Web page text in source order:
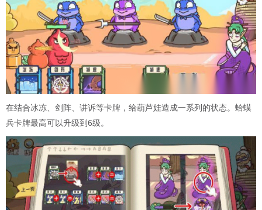
在结合冰冻、剑阵、讲诉等卡牌，给葫芦娃造成一系列的状态。蛤蟆
兵卡牌最高可以升级到6级。